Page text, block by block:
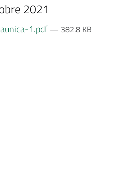
2021
1.pdf — 382.8 KB